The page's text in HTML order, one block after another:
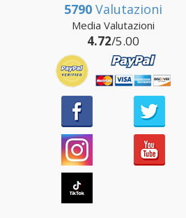
5790 Valutazioni
Media Valutazioni
4.72/5.00